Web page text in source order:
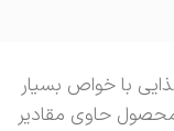
با خواص بسیار
حاوی مقادیر